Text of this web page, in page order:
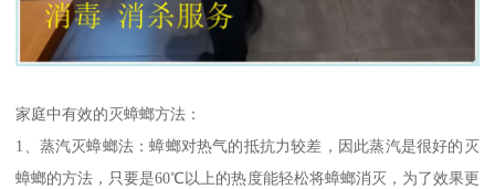
家庭中有效的灭蟑螂方法：
1、蒸汽灭蟑螂法：蟑螂对热气的抵抗力较差，因此蒸汽是很好的灭
蟑螂的方法，只要是60℃以上的热度能轻松将蟑螂消灭，为了效果更